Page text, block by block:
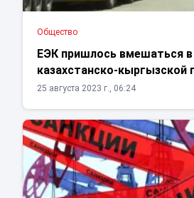
Общество
ЕЭК пришлось вмешаться
казахстанско-кыргызской
25 августа 2023 г., 06:24